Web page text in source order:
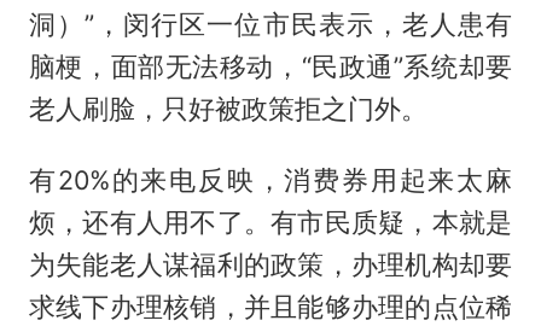
洞）”，闵行区一位市民表示，老人患有
脑梗，面部无法移动，“民政通”系统却要
老人刷脸，只好被政策拒之门外。
有20%的来电反映，消费券用起来太麻
烦，还有人用不了。有市民质疑，本就是
为失能老人谋福利的政策，办理机构却要
求线下办理核销，并且能够办理的点位稀